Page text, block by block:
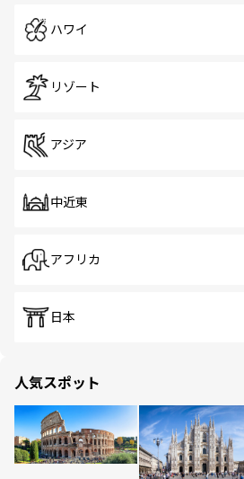
ハワイ
リゾート
アジア
中近東
アフリカ
日本
人気スポット